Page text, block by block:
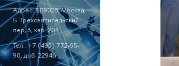
Адрес: 109028, Москва,
Б. Трехсвятительский
пер, 3, каб. 204
Тел.: +7 (495) 772-95-
90, доб. 22946